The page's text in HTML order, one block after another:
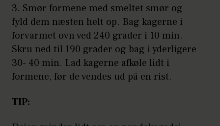
3. Smør formene med smeltet smør og
fyld dem næsten helt op. Bag kagerne i
forvarmet ovn ved 240 grader i 10 min.
Skru ned til 190 grader og bag i yderligere
30- 40 min. Lad kagerne afkøle lidt i
formene, før de vendes ud på en rist.
TIP: